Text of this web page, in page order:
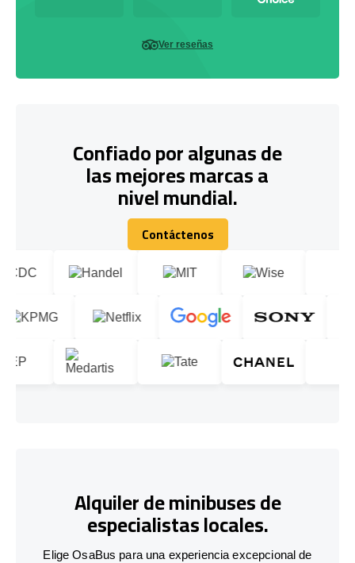
Ver reseñas
Confiado por algunas de
las mejores marcas a
nivel mundial.
Contáctenos
Contáctenos
Alquiler de minibuses de
especialistas locales.
Elige OsaBus para una experiencia excepcional de